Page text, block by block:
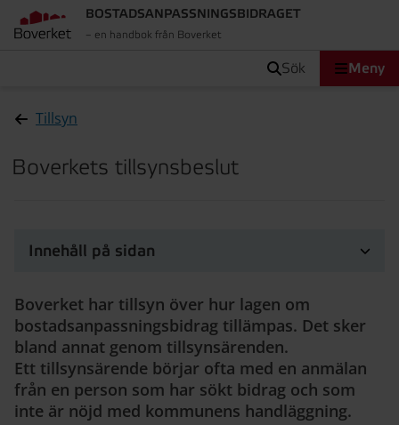
BOSTADSANPASSNINGS­BIDRAGET
– en handbok från Boverket
sök Meny
Tillsyn
Boverkets tillsynsbeslut
Innehåll på sidan
Boverket har tillsyn över hur lagen om
bostadsanpassningsbidrag tillämpas. Det sker
bland annat genom tillsynsärenden.
Ett tillsynsärende börjar ofta med en anmälan
från en person som har sökt bidrag och som
inte är nöjd med kommunens handläggning.